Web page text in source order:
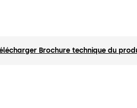
Brochure technique du